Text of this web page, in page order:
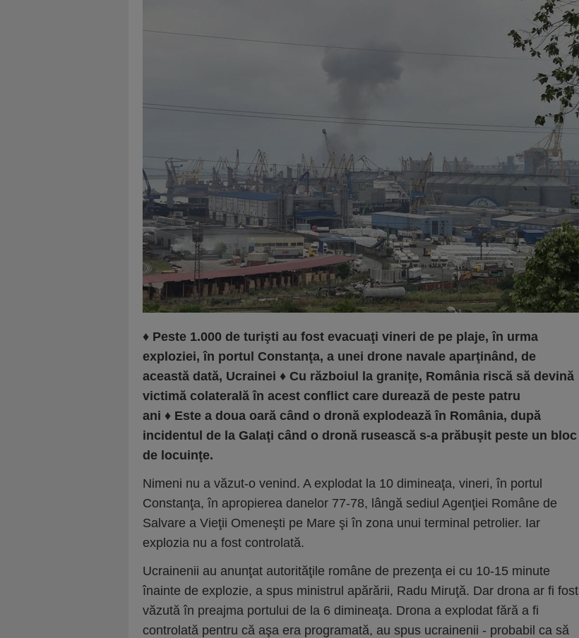
♦ Peste 1.000 de turişti au fost evacuaţi vineri de pe plaje, în urma
exploziei, în portul Constanţa, a unei drone navale aparţinând, de
această dată, Ucrainei ♦ Cu războiul la graniţe, România riscă să devină
victimă colaterală în acest conflict care durează de peste patru
ani ♦ Este a doua oară când o dronă explodează în România, după
incidentul de la Galaţi când o dronă rusească s-a prăbuşit peste un bloc
de locuinţe.
Nimeni nu a văzut-o venind. A explodat la 10 dimineaţa, vineri, în portul
Constanţa, în apropierea danelor 77-78, lângă sediul Agenţiei Române de
Salvare a Vieţii Omeneşti pe Mare şi în zona unui terminal petrolier. Iar
explozia nu a fost controlată.
Ucrainenii au anunţat autorităţile române de prezenţa ei cu 10-15 minute
înainte de explozie, a spus ministrul apărării, Radu Miruţă. Dar drona ar fi fost
văzută în preajma portului de la 6 dimineaţa. Drona a explodat fără a fi
controlată pentru că aşa era programată, au spus ucrainenii - probabil ca să